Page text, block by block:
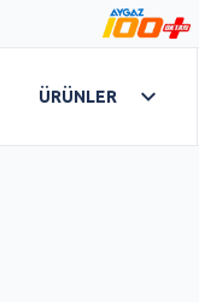
ÜRÜNLER